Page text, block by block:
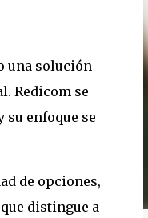
una solución
Redicom se
su enfoque se
de opciones,
distingue a